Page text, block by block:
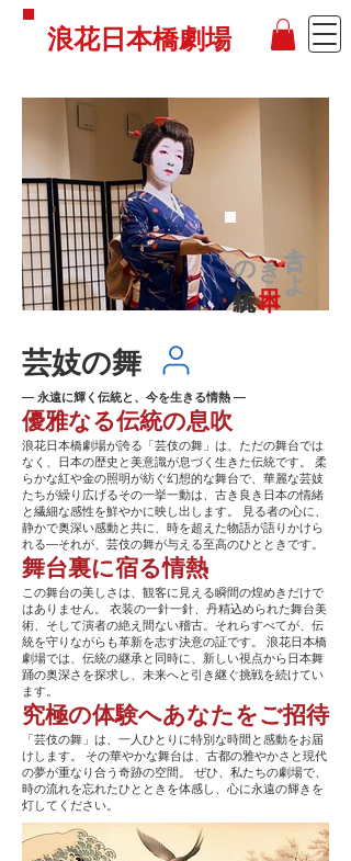
浪花日本橋劇場
古きよ
き
の
芸妓の舞
— 永遠に輝く伝統と、今を生きる情熱 —
優雅なる伝統の息吹
浪花日本橋劇場が誇る「芸伎の舞」は、ただの舞台では
なく、日本の歴史と美意識が息づく生きた伝統です。 柔
らかな紅や金の照明が紡ぐ幻想的な舞台で、華麗な芸妓
たちが繰り広げるその一挙一動は、古き良き日本の情緒
と繊細な感性を鮮やかに映し出します。 見る者の心に、
静かで奥深い感動と共に、時を超えた物語が語りかけら
れる―それが、芸伎の舞が与える至高のひとときです。
舞台裏に宿る情熱
この舞台の美しさは、観客に見える瞬間の煌めきだけで
はありません。 衣装の一針一針、丹精込められた舞台美
術、そして演者の絶え間ない稽古。それらすべてが、伝
統を守りながらも革新を志す決意の証です。 浪花日本橋
劇場では、伝統の継承と同時に、新しい視点から日本舞
踊の奥深さを探求し、未来へと引き継ぐ挑戦を続けてい
ます。
究極の体験へあなたをご招待
「芸伎の舞」は、一人ひとりに特別な時間と感動をお届
けします。 その華やかな舞台は、古都の雅やかさと現代
の夢が重なり合う奇跡の空間。 ぜひ、私たちの劇場で、
時の流れを忘れたひとときを体感し、心に永遠の輝きを
灯してください。